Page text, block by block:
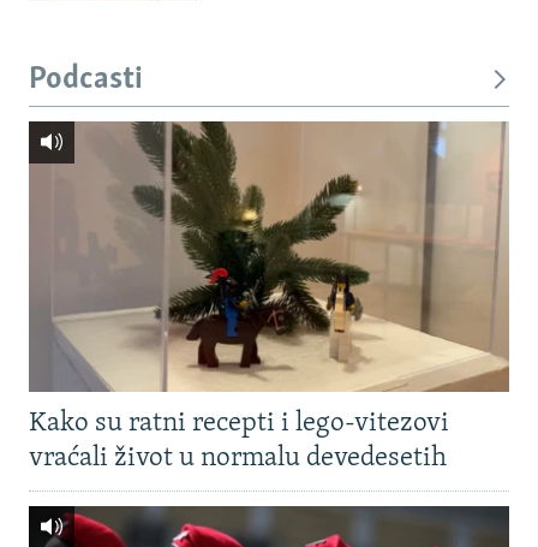
Podcasti
Kako su ratni recepti i lego-vitezovi
vraćali život u normalu devedesetih